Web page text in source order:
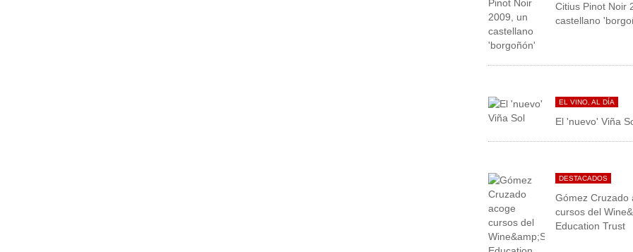
Citius Pinot Noir
castellano
EL VINO, AL DÍA
El 'nuevo' Viña
DESTACADOS
Gómez Cruzado
cursos del
Education Trust